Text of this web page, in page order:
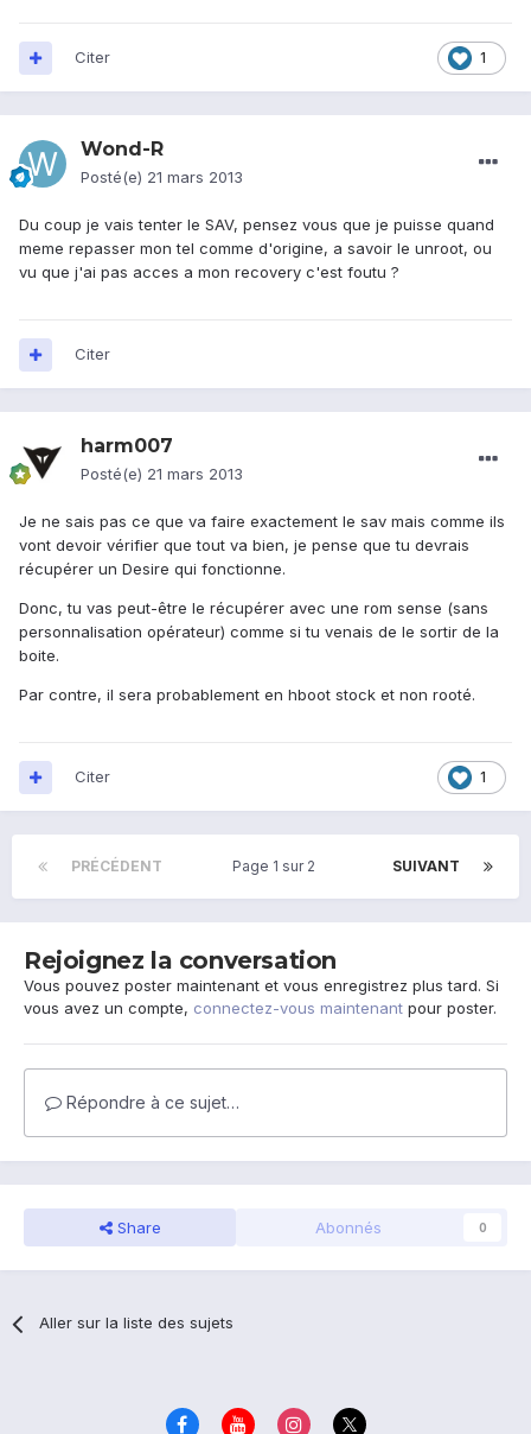
1
Citer
Wond-R
Posté(e) 21 mars 2013
Du coup je vais tenter le SAV, pensez vous que je puisse quand
meme repasser mon tel comme d'origine, a savoir le unroot, ou
vu que j'ai pas acces a mon recovery c'est foutu ?
Citer
harm007
Posté(e) 21 mars 2013
Je ne sais pas ce que va faire exactement le sav mais comme ils
vont devoir vérifier que tout va bien, je pense que tu devrais
récupérer un Desire qui fonctionne.
Donc, tu vas peut-être le récupérer avec une rom sense (sans
personnalisation opérateur) comme si tu venais de le sortir de la
boite.
Par contre, il sera probablement en hboot stock et non rooté.
1
Citer
PRÉCÉDENT SUIVANT
Page 1 sur 2
Rejoignez la conversation
Vous pouvez poster maintenant et vous enregistrez plus tard. Si
vous avez un compte, connectez-vous maintenant pour poster.
Répondre à ce sujet…
Share Abonnés 0
Aller sur la liste des sujets